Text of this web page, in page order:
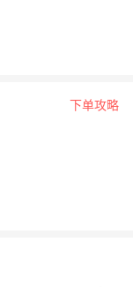
下单攻略